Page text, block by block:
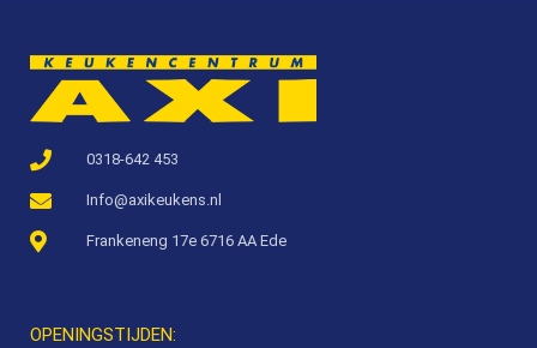
0318-642 453
Info@axikeukens.nl
Frankeneng 17e 6716 AA Ede
OPENINGSTIJDEN: